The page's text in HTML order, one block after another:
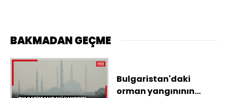
BAKMADAN GEÇME
Bulgaristan'daki
orman yangınının